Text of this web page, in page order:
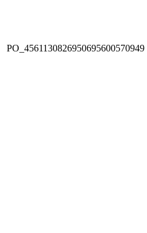
PO_4561130826950695600570949